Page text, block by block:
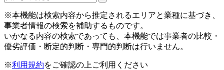
※本機能は検索内容から推定されるエリアと業種に基づき、
事業者情報の検索を補助するものです。
いかなる内容の検索であっても、本機能では事業者の比較・
優劣評価・断定的判断・専門的判断は行いません。
※利用規約をご確認の上ご利用ください